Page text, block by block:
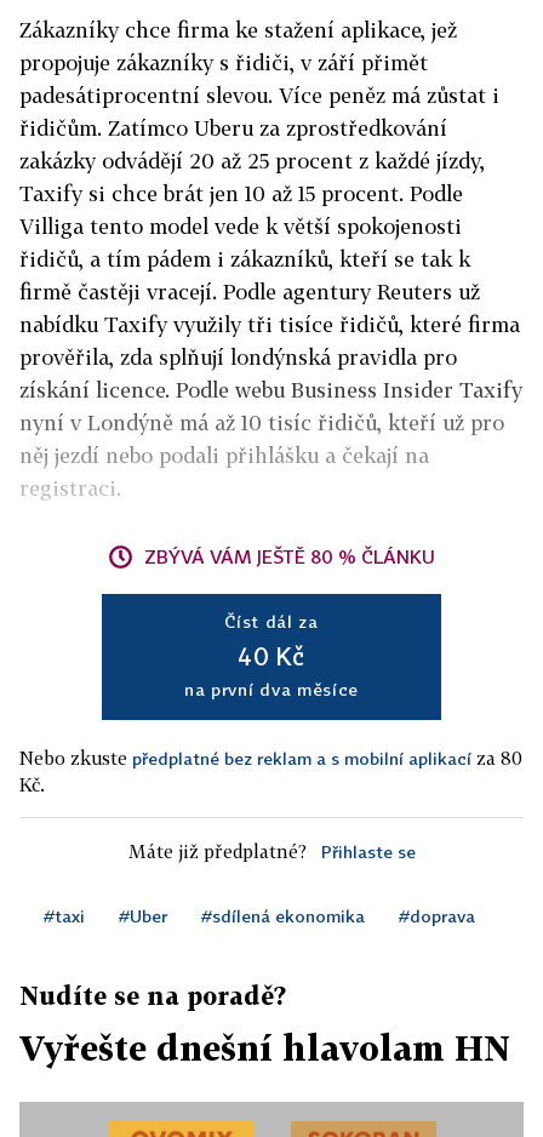
Zákazníky chce firma ke stažení aplikace, jež
propojuje zákazníky s řidiči, v září přimět
padesátiprocentní slevou. Více peněz má zůstat i
řidičům. Zatímco Uberu za zprostředkování
zakázky odvádějí 20 až 25 procent z každé jízdy,
Taxify si chce brát jen 10 až 15 procent. Podle
Villiga tento model vede k větší spokojenosti
řidičů, a tím pádem i zákazníků, kteří se tak k
firmě častěji vracejí. Podle agentury Reuters už
nabídku Taxify využily tři tisíce řidičů, které firma
prověřila, zda splňují londýnská pravidla pro
získání licence. Podle webu Business Insider Taxify
nyní v Londýně má až 10 tisíc řidičů, kteří už pro
něj jezdí nebo podali přihlášku a čekají na
registraci.
ZBÝVÁ VÁM JEŠTĚ 80 % ČLÁNKU
Číst dál za
40 Kč
na první dva měsíce
Nebo zkuste předplatné bez reklam a s mobilní aplikací za 80
Kč.
Máte již předplatné? Přihlaste se
#taxi #Uber #sdílená ekonomika #doprava
Nudíte se na poradě?
Vyřešte dnešní hlavolam HN